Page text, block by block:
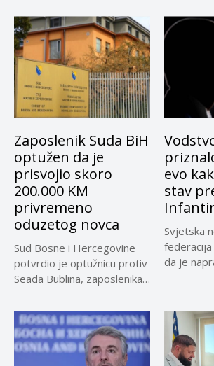
Zaposlenik Suda BiH
optužen da je
prisvojio skoro
200.000 KM
privremeno
oduzetog novca
Sud Bosne i Hercegovine
potvrdio je optužnicu protiv
Seada Bublina, zaposlenika
evo
stav
Svjetska
federacija
da je